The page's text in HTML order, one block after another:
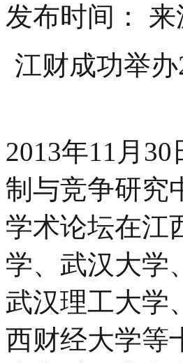
发布时间： 来
江财成功举办
2013年11 月 30
制与竞争研究
学术论坛在江
学、武汉大学
武汉理工大学
西财经大学等